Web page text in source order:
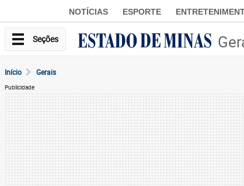
NOTÍCIAS ESPORTE
Seções
Início Gerais
Publicidade